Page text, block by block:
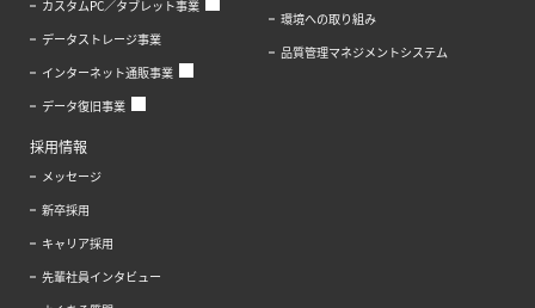
カスタムPC／タブレット事業
データストレージ事業
インターネット通販事業
データ復旧事業
環境への取り組み
品質管理マネジメントシステム
採用情報
メッセージ
新卒採用
キャリア採用
先輩社員インタビュー